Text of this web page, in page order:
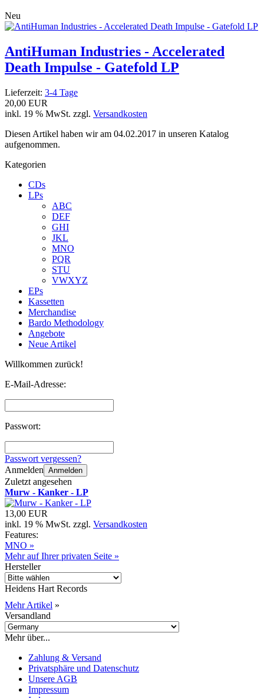
Neu
AntiHuman Industries - Accelerated
Death Impulse - Gatefold LP
Lieferzeit: 3-4 Tage
20,00 EUR
inkl. 19 % MwSt. zzgl. Versandkosten
Diesen Artikel haben wir am 04.02.2017 in unseren Katalog
aufgenommen.
Kategorien
CDs
LPs
ABC
DEF
GHI
JKL
MNO
PQR
STU
VWXYZ
EPs
Kassetten
Merchandise
Bardo Methodology
Angebote
Neue Artikel
Willkommen zurück!
E-Mail-Adresse:
Passwort:
Passwort vergessen?
Anmelden Anmelden
Zuletzt angesehen
Murw - Kanker - LP
13,00 EUR
inkl. 19 % MwSt. zzgl. Versandkosten
Features:
MNO »
Mehr auf Ihrer privaten Seite »
Hersteller
Heidens Hart Records
Mehr Artikel »
Versandland
Mehr über...
Zahlung & Versand
Privatsphäre und Datenschutz
Unsere AGB
Impressum